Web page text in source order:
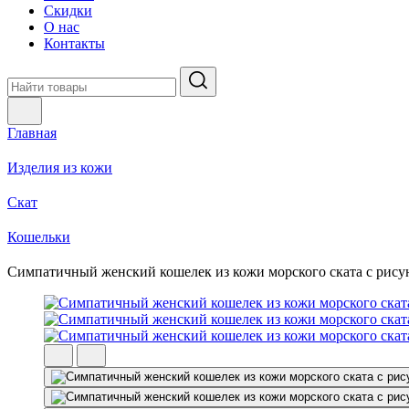
Скидки
О нас
Контакты
Главная
Изделия из кожи
Скат
Кошельки
Симпатичный женский кошелек из кожи морского ската с